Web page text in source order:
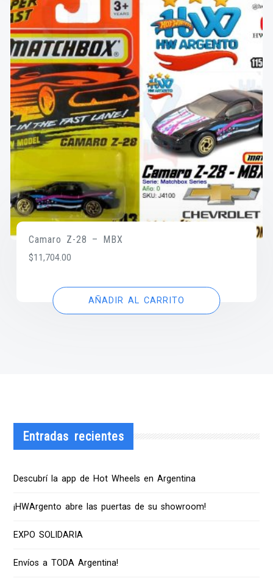
Camaro Z-28 – MBX
$11,704.00
AÑADIR AL CARRITO
Entradas recientes
Descubrí la app de Hot Wheels en Argentina
¡HWArgento abre las puertas de su showroom!
EXPO SOLIDARIA
Envíos a TODA Argentina!